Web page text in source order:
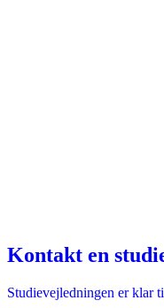
Kontakt en
Studievejledningen er klar